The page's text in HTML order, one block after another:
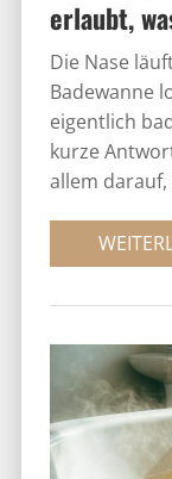
erlaubt,
Die Nase
Badewanne
eigentlich
kurze
allem